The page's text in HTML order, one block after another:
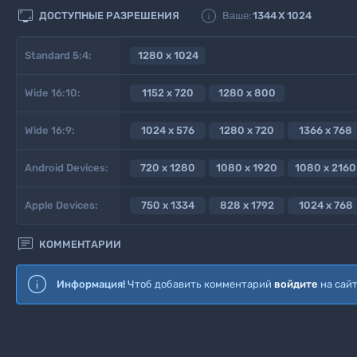
 ДОСТУПНЫЕ РАЗРЕШЕНИЯ  Ваше:1344X1024
Standard 5:4: 1280 x 1024
Wide 16:10: 1152 x 720 1280 x 800
Wide 16:9: 1024 x 576 1280 x 720 1366 x 768
Android Devices: 720 x 1280 1080 x 1920 1080 x 2160
Apple Devices: 750 x 1334 828 x 1792 1024 x 768
 КОММЕНТАРИИ
Информация! Чтоб добавить комментарий войдите на